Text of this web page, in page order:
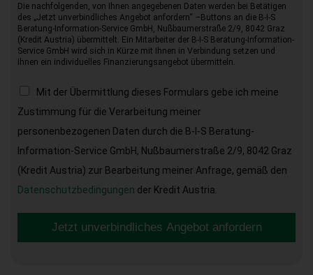
Die nachfolgenden, von Ihnen angegebenen Daten werden bei Betätigen
des „Jetzt unverbindliches Angebot anfordern“ –Buttons an die B-I-S
Beratung-Information-Service GmbH, Nußbaumerstraße 2/9, 8042 Graz
(Kredit Austria) übermittelt. Ein Mitarbeiter der B-I-S Beratung-Information-
Service GmbH wird sich in Kürze mit Ihnen in Verbindung setzen und
Ihnen ein individuelles Finanzierungsangebot übermitteln.
Mit der Übermittlung dieses Formulars gebe ich meine
Zustimmung für die Verarbeitung meiner
personenbezogenen Daten durch die B-I-S Beratung-
Information-Service GmbH, Nußbaumerstraße 2/9, 8042 Graz
(Kredit Austria) zur Bearbeitung meiner Anfrage, gemäß den
Datenschutzbedingungen der Kredit Austria.
Jetzt unverbindliches Angebot anfordern